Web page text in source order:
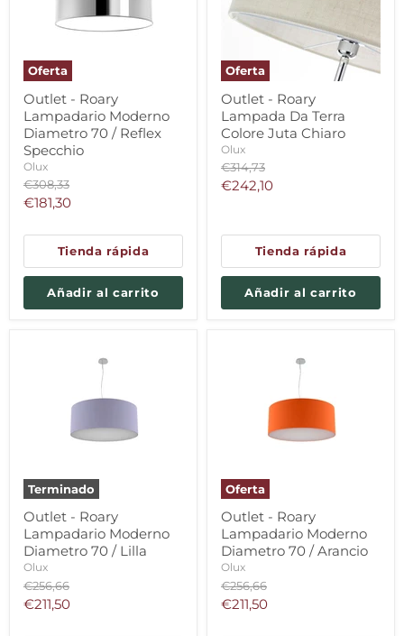
Oferta
Outlet - Roary
Lampadario Moderno
Diametro 70 / Reflex
Specchio
Olux
Precio
original
€308,33
Precio
€181,30
Tienda rápida
Añadir al carrito
Oferta
Outlet - Roary
Lampada Da Terra
Colore Juta Chiaro
Olux
Precio
original
€314,73
Precio
€242,10
Tienda rápida
Añadir al carrito
Terminado
Outlet - Roary
Lampadario Moderno
Diametro 70 / Lilla
Olux
Precio
original
€256,66
Precio
€211,50
Oferta
Outlet - Roary
Lampadario Moderno
Diametro 70 / Arancio
Olux
Precio
original
€256,66
Precio
€211,50